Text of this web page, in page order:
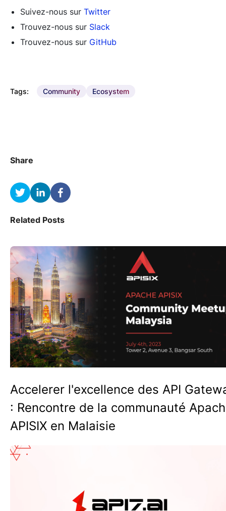
Suivez-nous sur Twitter
Trouvez-nous sur Slack
Trouvez-nous sur GitHub
Tags: Community Ecosystem
Share
Related Posts
Accelerer l'excellence des API
: Rencontre de la communauté
APISIX en Malaisie